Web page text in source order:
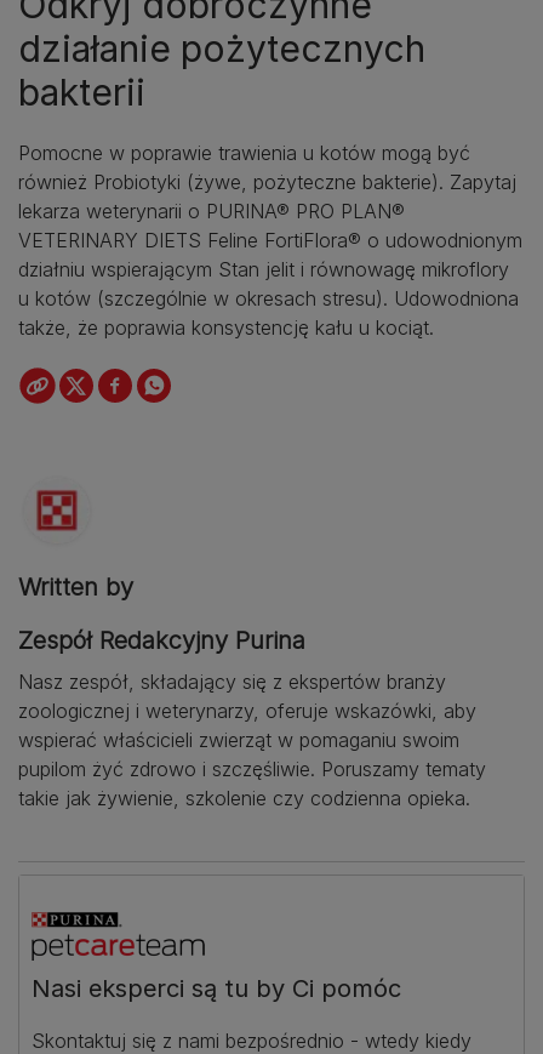
działanie pożytecznych
bakterii
Pomocne w poprawie trawienia u kotów mogą być
również Probiotyki (żywe, pożyteczne bakterie). Zapytaj
lekarza weterynarii o PURINA® PRO PLAN®
VETERINARY DIETS Feline FortiFlora® o udowodnionym
działniu wspierającym Stan jelit i równowagę mikroflory
u kotów (szczególnie w okresach stresu). Udowodniona
także, że poprawia konsystencję kału u kociąt.
Written by
Zespół Redakcyjny Purina
Nasz zespół, składający się z ekspertów branży
zoologicznej i weterynarzy, oferuje wskazówki, aby
wspierać właścicieli zwierząt w pomaganiu swoim
pupilom żyć zdrowo i szczęśliwie. Poruszamy tematy
takie jak żywienie, szkolenie czy codzienna opieka.
Nasi eksperci są tu by Ci pomóc
Skontaktuj się z nami bezpośrednio - wtedy kiedy